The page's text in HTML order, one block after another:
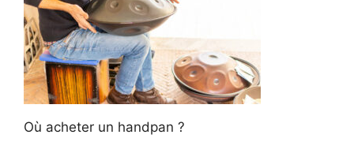
Où acheter un handpan ?